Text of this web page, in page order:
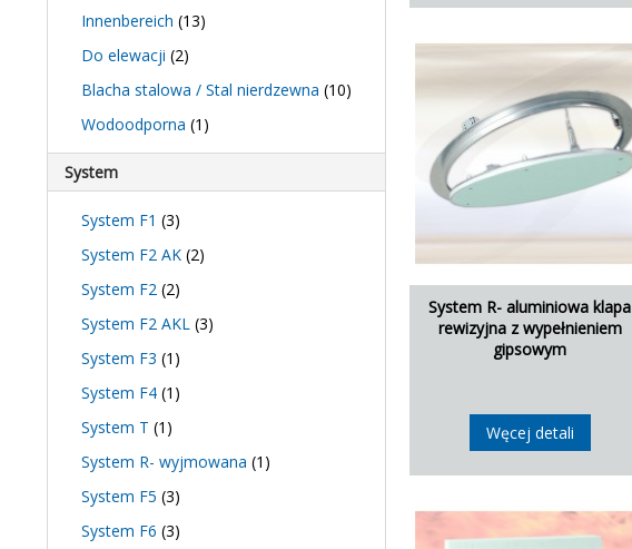
Innenbereich (13)
Do elewacji (2)
Blacha stalowa / Stal nierdzewna (10)
Wodoodporna (1)
System
System F1 (3)
System F2 AK (2)
System F2 (2)
System F2 AKL (3)
System F3 (1)
System F4 (1)
System T (1)
System R- wyjmowana (1)
System F5 (3)
System F6 (3)
System R- aluminiowa klapa
rewizyjna z wypełnieniem
gipsowym
Węcej detali